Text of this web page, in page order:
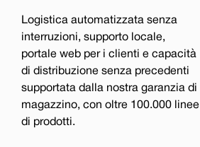
Logistica automatizzata senza
interruzioni, supporto locale,
portale web per i clienti e capacità
di distribuzione senza precedenti
supportata dalla nostra garanzia di
magazzino, con oltre 100.000 linee
di prodotti.